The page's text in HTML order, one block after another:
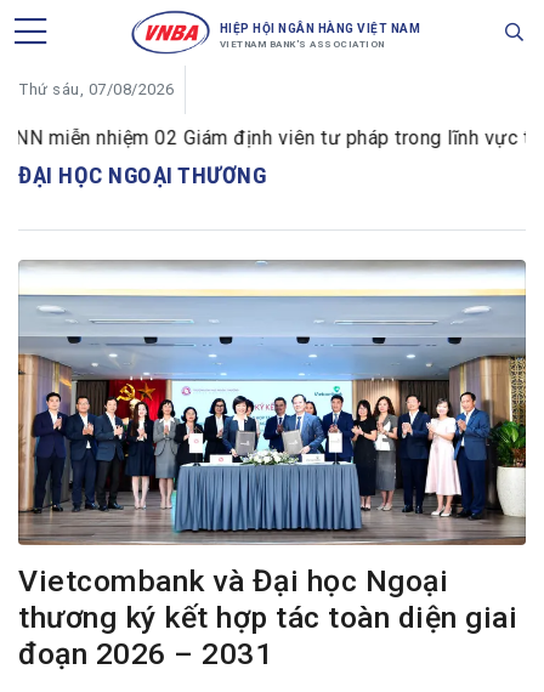
HIỆP HỘI NGÂN HÀNG VIỆT NAM
VIETNAM BANK'S ASSOCIATION
Thứ sáu, 07/08/2026
miễn nhiệm 02 Giám định viên tư pháp trong lĩnh vực tiền
ĐẠI HỌC NGOẠI THƯƠNG
Vietcombank và Đại học Ngoại
thương ký kết hợp tác toàn diện giai
đoạn 2026 – 2031